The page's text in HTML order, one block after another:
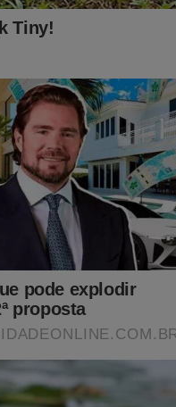
sobre a real
polêmico livro
"Supremo
outros absurdos que
Nessa obra estão
que o "sistema" quer
link abaixo: